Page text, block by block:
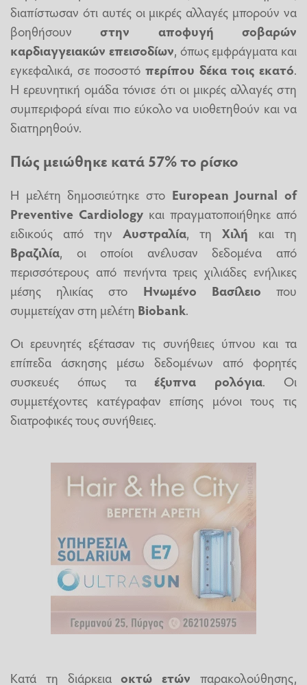
διαπίστωσαν ότι αυτές οι μικρές αλλαγές μπορούν να
βοηθήσουνστην αποφυγή σοβαρών
καρδιαγγειακών επεισοδίων, όπως εμφράγματα και
εγκεφαλικά, σε ποσοστό περίπου δέκα τοις εκατό.
Η ερευνητική ομάδα τόνισε ότι οι μικρές αλλαγές στη
συμπεριφορά είναι πιο εύκολο να υιοθετηθούν και να
διατηρηθούν.
Πώς μειώθηκε κατά 57% το ρίσκο
Η μελέτη δημοσιεύτηκε στο European Journal of
Preventive Cardiology και πραγματοποιήθηκε από
ειδικούς από την Αυστραλία, τη Χιλή και τη
Βραζιλία, οι οποίοι ανέλυσαν δεδομένα από
περισσότερους από πενήντα τρεις χιλιάδες ενήλικες
μέσης ηλικίας στο Ηνωμένο Βασίλειο που
συμμετείχαν στη μελέτη Biobank.
Οι ερευνητές εξέτασαν τις συνήθειες ύπνου και τα
επίπεδα άσκησης μέσω δεδομένων από φορητές
συσκευές όπως ταέξυπνα ρολόγια. Οι
συμμετέχοντες κατέγραφαν επίσης μόνοι τους τις
διατροφικές τους συνήθειες.
Κατά τη διάρκειαοκτώ ετών παρακολούθησης,